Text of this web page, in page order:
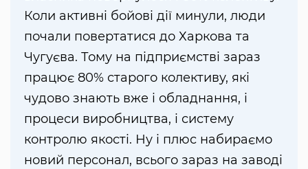
Коли активні бойові дії минули, люди
почали повертатися до Харкова та
Чугуєва. Тому на підприємстві зараз
працює 80% старого колективу, які
чудово знають вже і обладнання, і
процеси виробництва, і систему
контролю якості. Ну і плюс набираємо
новий персонал, всього зараз на заводі